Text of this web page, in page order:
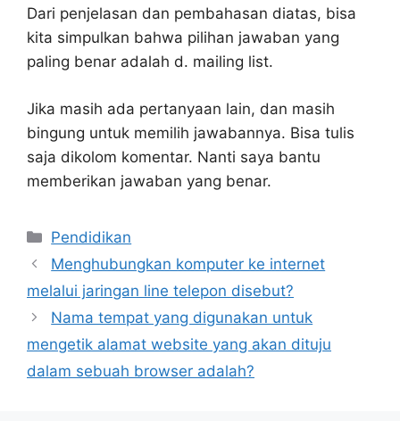
Dari penjelasan dan pembahasan diatas, bisa
kita simpulkan bahwa pilihan jawaban yang
paling benar adalah d. mailing list.
Jika masih ada pertanyaan lain, dan masih
bingung untuk memilih jawabannya. Bisa tulis
saja dikolom komentar. Nanti saya bantu
memberikan jawaban yang benar.
Kategori
Pendidikan
Menghubungkan komputer ke internet
melalui jaringan line telepon disebut?
Nama tempat yang digunakan untuk
mengetik alamat website yang akan dituju
dalam sebuah browser adalah?